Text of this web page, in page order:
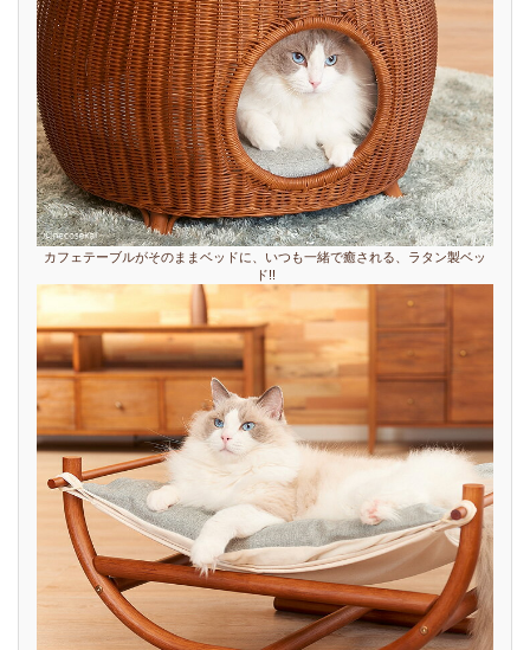
カフェテーブルがそのままベッドに、いつも一緒で癒される、ラタン製ベッ
ド!!